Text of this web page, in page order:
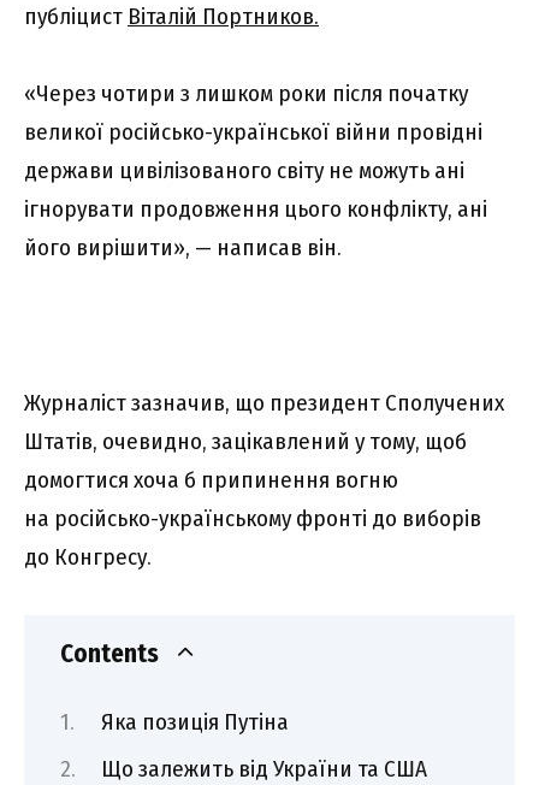
публіцист Віталій Портников.
«Через чотири з лишком роки після початку
великої російсько-української війни провідні
держави цивілізованого світу не можуть ані
ігнорувати продовження цього конфлікту, ані
його вирішити», — написав він.
Журналіст зазначив, що президент Сполучених
Штатів, очевидно, зацікавлений у тому, щоб
домогтися хоча б припинення вогню
на російсько-українському фронті до виборів
до Конгресу.
Contents
Яка позиція Путіна
Що залежить від України та США